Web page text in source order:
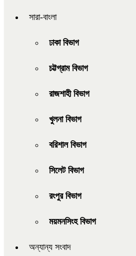
সারা-বাংলা
ঢাকা বিভাগ
চট্টগ্রাম বিভাগ
রাজশাহী বিভাগ
খুলনা বিভাগ
বরিশাল বিভাগ
সিলেট বিভাগ
রংপুর বিভাগ
ময়মনসিংহ বিভাগ
অন্যান্য সংবাদ